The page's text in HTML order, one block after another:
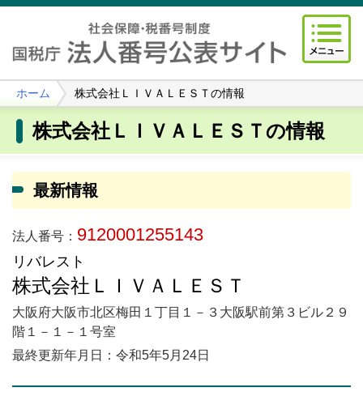
ホーム 株式会社ＬＩＶＡＬＥＳＴの情報
株式会社ＬＩＶＡＬＥＳＴの情報
最新情報
法人番号： 9120001255143
リバレスト
株式会社ＬＩＶＡＬＥＳＴ
大阪府大阪市北区梅田１丁目１－３大阪駅前第３ビル２９
階１－１－１号室
最終更新年月日：令和5年5月24日